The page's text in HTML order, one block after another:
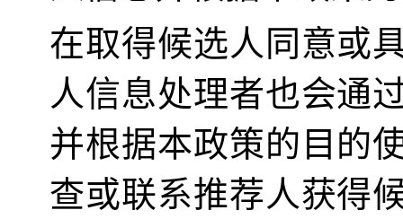
在取得候选人同意或
人信息处理者也会通
并根据本政策的目的
查或联系推荐人获得